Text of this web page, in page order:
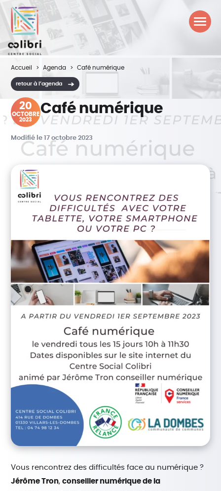
Accueil Agenda Café numérique
retour à l’agenda
20
OCTOBRE
2023
Café numérique
Modifié le 17 octobre 2023
Vous rencontrez des difficultés face au numérique ?
Jérôme Tron,conseiller numérique de la